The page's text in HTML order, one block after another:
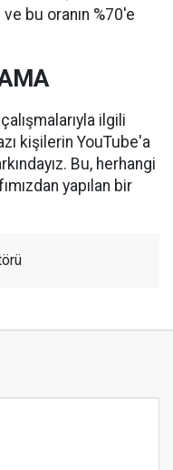
ve bu oranın %70'e
ilgili
kişilerin YouTube'a
Bu, herhangi
yapılan bir